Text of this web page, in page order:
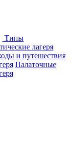
Типы
лагеря
и путешествия
Палаточные